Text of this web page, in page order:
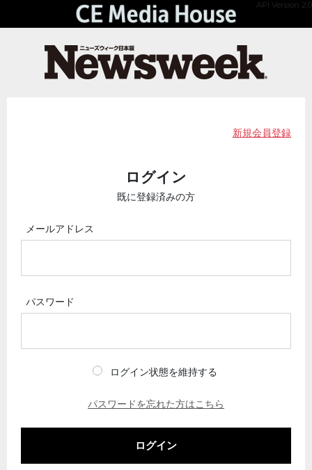
API Version 2.0
新規会員登録
ログイン
既に登録済みの方
メールアドレス
パスワード
ログイン状態を維持する
パスワードを忘れた方はこちら
ログイン